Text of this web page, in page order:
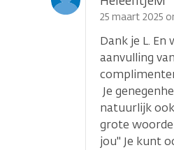
25 maart 2025
Dank je L.
aanvulling
Je
natuurlijk
grote
jou" Je kunt